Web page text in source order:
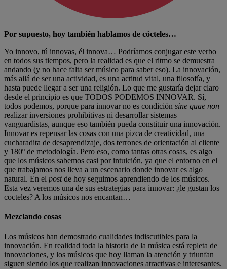
Por supuesto, hoy también hablamos de cócteles…
Yo innovo, tú innovas, él innova… Podríamos conjugar este verbo
en todos sus tiempos, pero la realidad es que el ritmo se demuestra
andando (y no hace falta ser músico para saber eso). La innovación,
más allá de ser una actividad, es una actitud vital, una filosofía, y
hasta puede llegar a ser una religión. Lo que me gustaría dejar claro
desde el principio es que TODOS PODEMOS INNOVAR. Sí,
todos podemos, porque para innovar no es condición sine quae non
realizar inversiones prohibitivas ni desarrollar sistemas
vanguardistas, aunque eso también pueda constituir una innovación.
Innovar es repensar las cosas con una pizca de creatividad, una
cucharadita de desaprendizaje, dos terrones de orientación al cliente
y 180º de metodología. Pero eso, como tantas otras cosas, es algo
que los músicos sabemos casi por intuición, ya que el entorno en el
que trabajamos nos lleva a un escenario donde innovar es algo
natural. En el postde hoy seguimos aprendiendo de los músicos.
Esta vez veremos una de sus estrategias para innovar: ¿le gustan los
cocteles? A los músicos nos encantan…
Mezclando cosas
Los músicos han demostrado cualidades indiscutibles para la
innovación. En realidad toda la historia de la música está repleta de
innovaciones, y los músicos que hoy llaman la atención y triunfan
siguen siendo los que realizan innovaciones atractivas e interesantes.